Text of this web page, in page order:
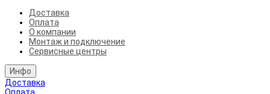
Доставка
Оплата
О компании
Монтаж и подключение
Сервисные центры
Инфо
Доставка